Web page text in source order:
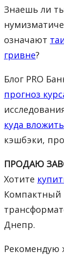
Знаешь ли
означают
гривне?
Блог PRO
прогноз
куда
кэшбэки,
ПРОДАЮ
Хотите
Компактный
Днепр.
Рекомендую